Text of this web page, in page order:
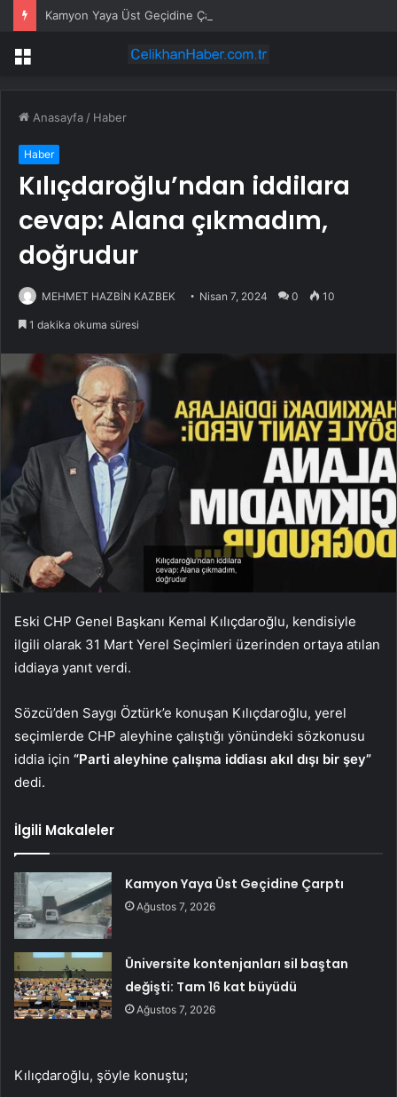
Kamyon Yaya Üst Geçidine Çarptı
Menü
Anasayfa / Haber
Haber
Kılıçdaroğlu’ndan iddilara
cevap: Alana çıkmadım,
doğrudur
MEHMET HAZBİN KAZBEK Nisan 7, 2024 0 10
1 dakika okuma süresi
Eski CHP Genel Başkanı Kemal Kılıçdaroğlu, kendisiyle
ilgili olarak 31 Mart Yerel Seçimleri üzerinden ortaya atılan
iddiaya yanıt verdi.
Sözcü’den Saygı Öztürk’e konuşan Kılıçdaroğlu, yerel
seçimlerde CHP aleyhine çalıştığı yönündeki sözkonusu
iddia için “Parti aleyhine çalışma iddiası akıl dışı bir şey”
dedi.
İlgili Makaleler
Kamyon Yaya Üst Geçidine Çarptı
Ağustos 7, 2026
Üniversite kontenjanları sil baştan
değişti: Tam 16 kat büyüdü
Ağustos 7, 2026
Kılıçdaroğlu, şöyle konuştu;